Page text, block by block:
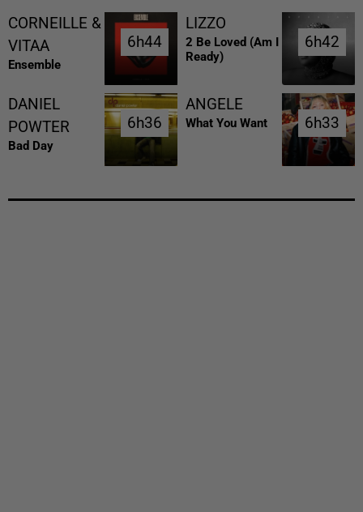
CORNEILLE &
VITAA
Ensemble
6h44
6h44
LIZZO
2 Be Loved (am I
Ready)
6h42
6h42
DANIEL
POWTER
Bad Day
6h36
6h36
ANGELE
What You Want 6h33
6h33